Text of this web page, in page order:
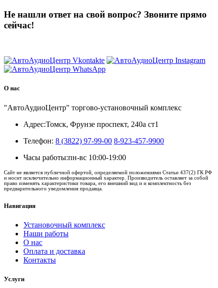
Не нашли ответ на свой вопрос? Звоните прямо
сейчас!
О нас
"АвтоАудиоЦентр" торгово-установочный комплекс
Адрес:Томск, Фрунзе проспект, 240а ст1
Телефон: 8 (3822) 97-99-00 8-923-457-9900
Часы работы:пн-вс 10:00-19:00
Сайт не является публичной офертой, определяемой положениями Статьи 437(2) ГК РФ
и носит исключительно информационный характер. Производитель оставляет за собой
право изменять характеристики товара, его внешний вид и и комплектность без
предварительного уведомления продавца.
Навигация
Установочный комплекс
Наши работы
О нас
Оплата и доставка
Контакты
Услуги